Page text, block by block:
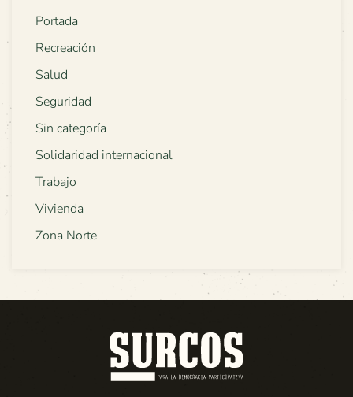
Portada
Recreación
Salud
Seguridad
Sin categoría
Solidaridad internacional
Trabajo
Vivienda
Zona Norte